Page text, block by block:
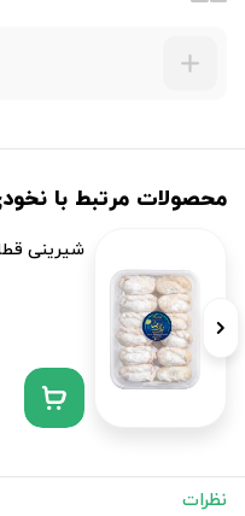
محصولات مرتبط با
شیرینی
نظرات